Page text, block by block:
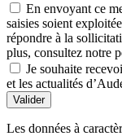
En envoyant ce
saisies soient
répondre à la
plus, consultez notre
Je souhaite
et les actualités
Valider
Les données à